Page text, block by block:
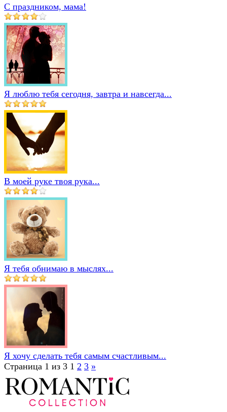
С праздником, мама!
Я люблю тебя сегодня, завтра и навсегда...
В моей руке твоя рука...
Я тебя обнимаю в мыслях...
Я хочу сделать тебя самым счастливым...
Страница 1 из 3 1 2 3 »